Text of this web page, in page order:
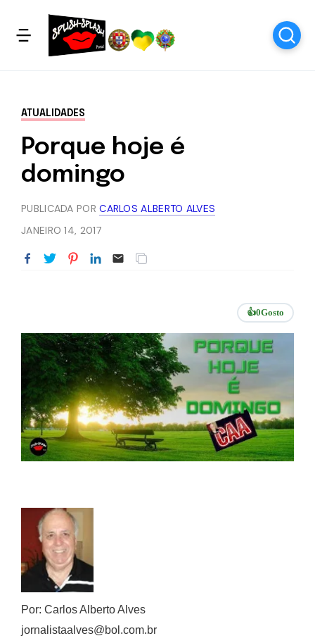
ATUALIDADES
Porque hoje é
domingo
PUBLICADA PORCARLOS ALBERTO ALVES
JANEIRO 14, 2017
👍0Gosto
Por: Carlos Alberto Alves
jornalistaalves@bol.com.br